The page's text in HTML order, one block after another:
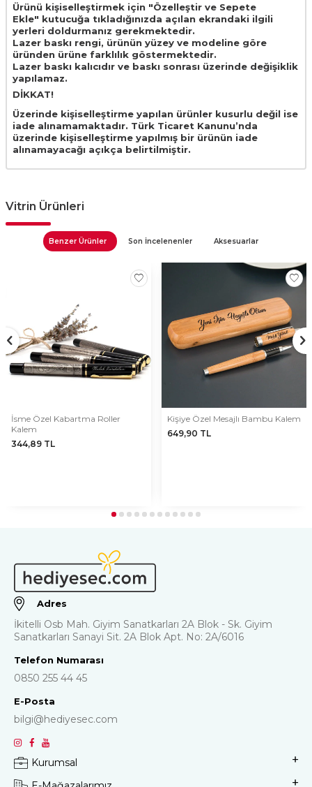
Ürünü kişiselleştirmek için "Özelleştir ve Sepete
Ekle" kutucuğa tıkladığınızda açılan ekrandaki ilgili
yerleri doldurmanız gerekmektedir.
Lazer baskı rengi, ürünün yüzey ve modeline göre
üründen ürüne farklılık göstermektedir.
Lazer baskı kalıcıdır ve baskı sonrası üzerinde değişiklik
yapılamaz.
DİKKAT!
Üzerinde kişiselleştirme yapılan ürünler kusurlu değil ise
iade alınamamaktadır. Türk Ticaret Kanunu’nda
üzerinde kişiselleştirme yapılmış bir ürünün iade
alınamayacağı açıkça belirtilmiştir.
Vitrin Ürünleri
Benzer Ürünler Son İncelenenler Aksesuarlar
İsme Özel Kabartma Roller
Kalem
344,89 TL
Kişiye Özel Mesajlı Bambu Kalem
649,90 TL
Adres
İkitelli Osb Mah. Giyim Sanatkarları 2A Blok - Sk. Giyim
Sanatkarları Sanayi Sit. 2A Blok Apt. No: 2A/6016
Telefon Numarası
0850 255 44 45
E-Posta
bilgi@hediyesec.com
Kurumsal